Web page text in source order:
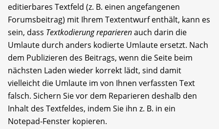
editierbares Textfeld (z. B. einen angefangenen
Forumsbeitrag) mit Ihrem Textentwurf enthält, kann es
sein, dass Textkodierung reparierenauch darin die
Umlaute durch anders kodierte Umlaute ersetzt. Nach
dem Publizieren des Beitrags, wenn die Seite beim
nächsten Laden wieder korrekt lädt, sind damit
vielleicht die Umlaute im von Ihnen verfassten Text
falsch. Sichern Sie vor dem Reparieren deshalb den
Inhalt des Textfeldes, indem Sie ihn z. B. in ein
Notepad-Fenster kopieren.